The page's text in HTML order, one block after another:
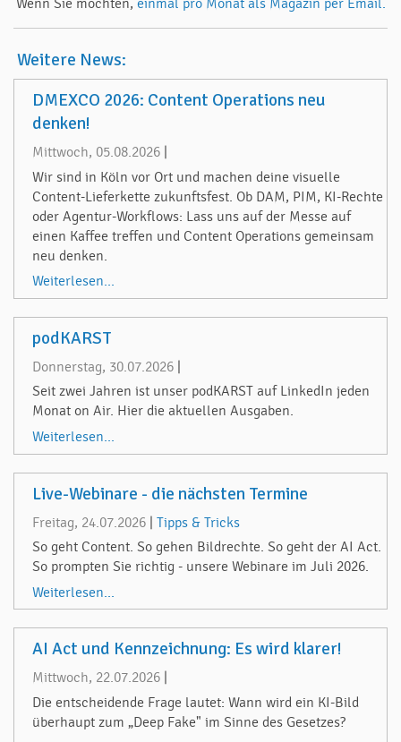
Wenn Sie möchten, einmal pro Monat als Magazin per Email.
Weitere News:
DMEXCO 2026: Content Operations neu
denken!
Mittwoch, 05.08.2026
Wir sind in Köln vor Ort und machen deine visuelle
Content-Lieferkette zukunftsfest. Ob DAM, PIM, KI-Rechte
oder Agentur-Workflows: Lass uns auf der Messe auf
einen Kaffee treffen und Content Operations gemeinsam
neu denken.
Weiterlesen...
podKARST
Donnerstag, 30.07.2026
Seit zwei Jahren ist unser podKARST auf LinkedIn jeden
Monat on Air. Hier die aktuellen Ausgaben.
Weiterlesen...
Live-Webinare - die nächsten Termine
Freitag, 24.07.2026
Tipps & Tricks
So geht Content. So gehen Bildrechte. So geht der AI Act.
So prompten Sie richtig - unsere Webinare im Juli 2026.
Weiterlesen...
AI Act und Kennzeichnung: Es wird klarer!
Mittwoch, 22.07.2026
Die entscheidende Frage lautet: Wann wird ein KI-Bild
überhaupt zum „Deep Fake" im Sinne des Gesetzes?